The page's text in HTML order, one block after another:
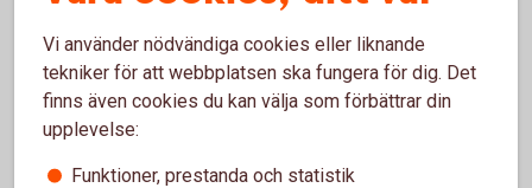
621914182
Vagnpark via Autoplan, minst 10 bilar
Vi använder nödvändiga cookies eller liknande
tekniker för att webbplatsen ska fungera för dig. Det
finns även cookies du kan välja som förbättrar din
upplevelse:
Funktioner, prestanda och statistik